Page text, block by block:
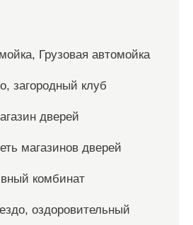
Грузовая автомойка
загородный клуб
дверей
магазинов дверей
комбинат
оздоровительный